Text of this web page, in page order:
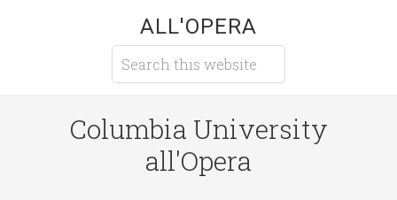
ALL'OPERA
Columbia University
all'Opera